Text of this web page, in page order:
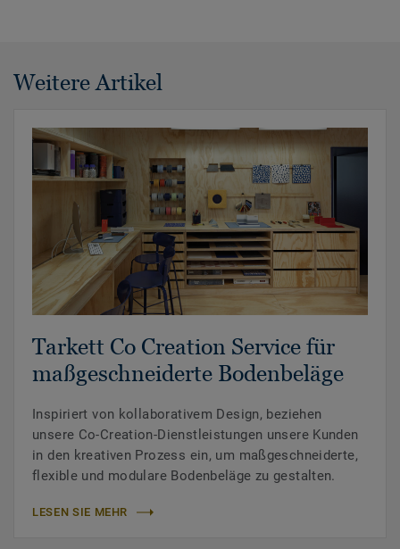
Weitere Artikel
Tarkett Co Creation Service für
maßgeschneiderte Bodenbeläge
Inspiriert von kollaborativem Design, beziehen
unsere Co-Creation-Dienstleistungen unsere Kunden
in den kreativen Prozess ein, um maßgeschneiderte,
flexible und modulare Bodenbeläge zu gestalten.
LESEN SIE MEHR